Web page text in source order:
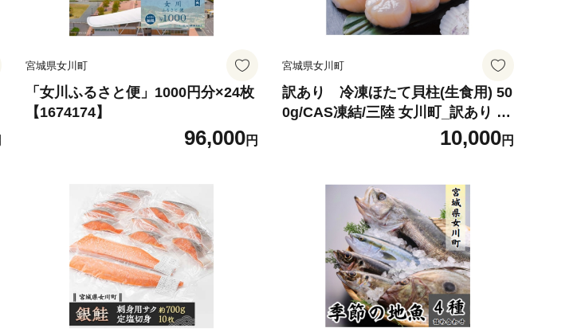
宮城県女川町
「女川ふるさと便」1000円分×24枚
【1674174】
96,000円
宮城県女川町
訳あり 冷凍ほたて貝柱(生食用) 50
0g/CAS凍結/三陸 女川町_訳あり ほ
たて 帆立 ホタテ 貝柱 海鮮 魚介 生
食用 冷凍 美味しい 人気 三陸女川
10,000円